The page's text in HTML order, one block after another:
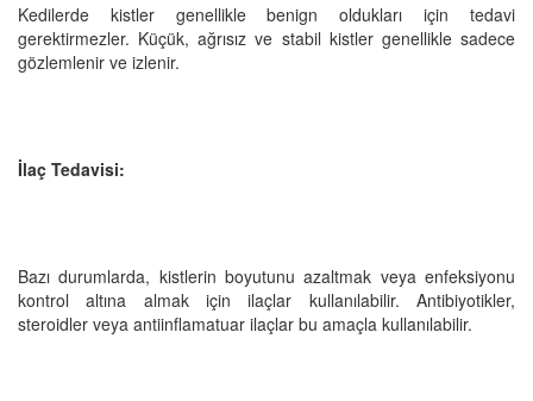
Kedilerde kistler genellikle benign oldukları için tedavi
gerektirmezler. Küçük, ağrısız ve stabil kistler genellikle sadece
gözlemlenir ve izlenir.
İlaç Tedavisi:
Bazı durumlarda, kistlerin boyutunu azaltmak veya enfeksiyonu
kontrol altına almak için ilaçlar kullanılabilir. Antibiyotikler,
steroidler veya antiinflamatuar ilaçlar bu amaçla kullanılabilir.